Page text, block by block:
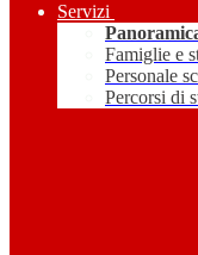
Servizi
Famiglie e
Personale
Percorsi di